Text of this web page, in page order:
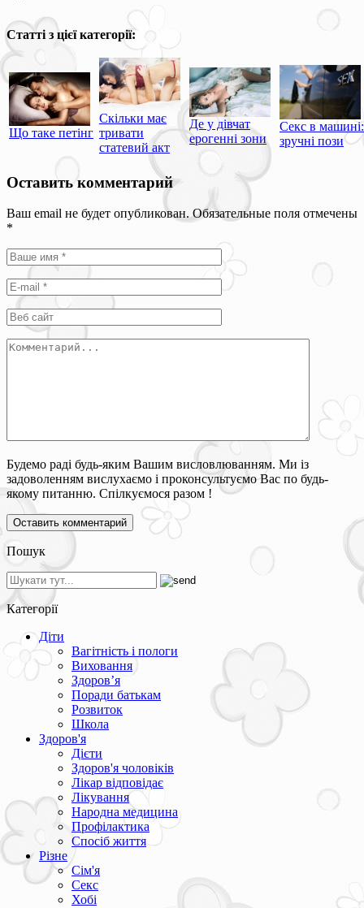
Статті з цієї категорії:
Що таке петінг
Скільки має
тривати
статевий акт
Де у дівчат
ерогенні зони
Секс в машині:
зручні пози
Оставить комментарий
Ваш email не будет опубликован. Обязательные поля отмечены
*
Будемо раді будь-яким Вашим висловлюванням. Ми із
задоволенням вислухаємо і проконсультуємо Вас по будь-
якому питанню. Спілкуємося разом !
Пошук
Категорії
Діти
Вагітність і пологи
Виховання
Здоров’я
Поради батькам
Розвиток
Школа
Здоров'я
Дієти
Здоров'я чоловіків
Лікар відповідає
Лікування
Народна медицина
Профілактика
Спосіб життя
Різне
Сім'я
Секс
Хобі